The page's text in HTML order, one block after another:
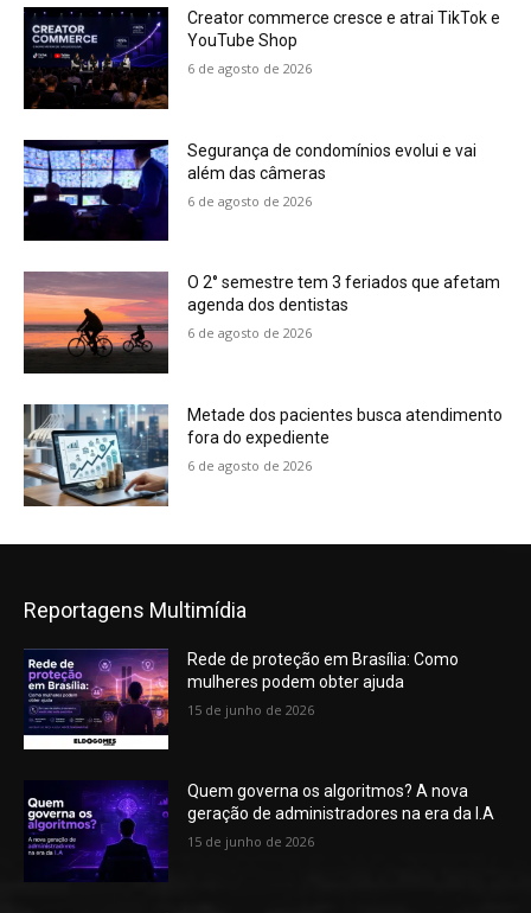
Creator commerce cresce e atrai TikTok e
YouTube Shop
6 de agosto de 2026
Segurança de condomínios evolui e vai
além das câmeras
6 de agosto de 2026
O 2° semestre tem 3 feriados que afetam
agenda dos dentistas
6 de agosto de 2026
Metade dos pacientes busca atendimento
fora do expediente
6 de agosto de 2026
Reportagens Multimídia
Rede de proteção em Brasília: Como
mulheres podem obter ajuda
15 de junho de 2026
Quem governa os algoritmos? A nova
geração de administradores na era da I.A
15 de junho de 2026